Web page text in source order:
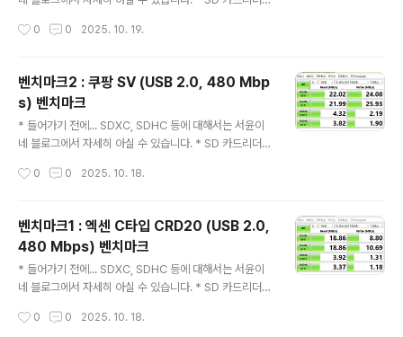
을 많이 소비했다. 결국 결론..
치마크 02 참조벤치마크3 : 코시 OTG CR3449C (US
인지, 삼성 SD카드 때문인지 모르기 때문에 일단 중단하
고, 나중에 다시 하기로 함.일단 확인된 현상은... 이게 정상
속도입니다. 하지만 일단 과열되면, 아래처럼 최고속도가
반토막 납니다.
0 0 2025. 10. 19.
벤치마크2 : 쿠팡 SV (USB 2.0, 480 Mbp
s) 벤치마크
* 들어가기 전에... SDXC, SDHC 등에 대해서는 서윤이
네 블로그에서 자세히 아실 수 있습니다. * SD 카드리더기
크린샷에 나타난 SD 카드 용량 표기에 오류가 있습니다.
니다. 벤치마크2 : 쿠팡 SV (USB 2.0, 480 Mbps) 벤치
마크쿠팡SV
0 0 2025. 10. 18.
벤치마크1 : 엑센 C타입 CRD20 (USB 2.0,
480 Mbps) 벤치마크
* 들어가기 전에... SDXC, SDHC 등에 대해서는 서윤이
네 블로그에서 자세히 아실 수 있습니다. * SD 카드리더기
D 카드 용량 표기에 오류가 있습니다. 다 끝나고 나서 알아
0 0 2025. 10. 18.